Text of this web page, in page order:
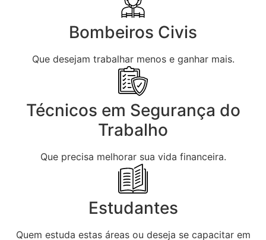
Bombeiros Civis
Que desejam trabalhar menos e ganhar mais.
Técnicos em Segurança do
Trabalho
Que precisa melhorar sua vida financeira.
Estudantes
Quem estuda estas áreas ou deseja se capacitar em